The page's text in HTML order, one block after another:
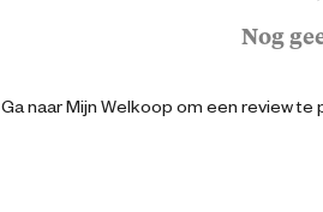
Nog
Ga naar Mijn Welkoop om een review